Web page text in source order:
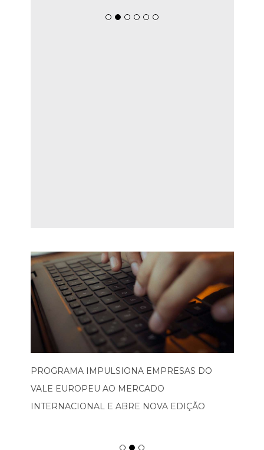
PROGRAMA IMPULSIONA EMPRESAS DO
VALE EUROPEU AO MERCADO
INTERNACIONAL E ABRE NOVA EDIÇÃO